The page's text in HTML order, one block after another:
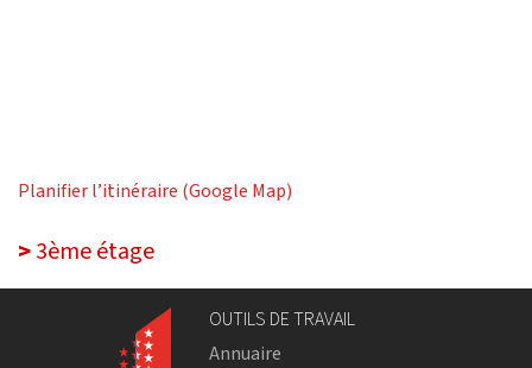
Planifier l’itinéraire (Google Map)
>3ème étage
OUTILS DE TRAVAIL
Annuaire